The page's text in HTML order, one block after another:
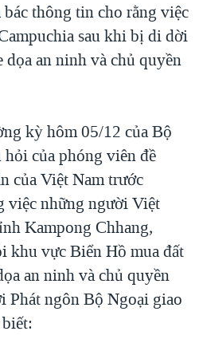
Ở VIỆT NAM
TẠI VIỆT NAM
PHỦ VIỆT NAM
VỌNG TỪ NÔNG THÔN MỸ
thông tin cho rằng việc
sau khi bị di dời
an ninh và chủ quyền
kỳ hôm 05/12 của Bộ
của phóng viên đề
của Việt Nam trước
việc những người Việt
Kampong Chhang,
khu vực Biển Hồ mua đất
an ninh và chủ quyền
Phát ngôn Bộ Ngoại giao